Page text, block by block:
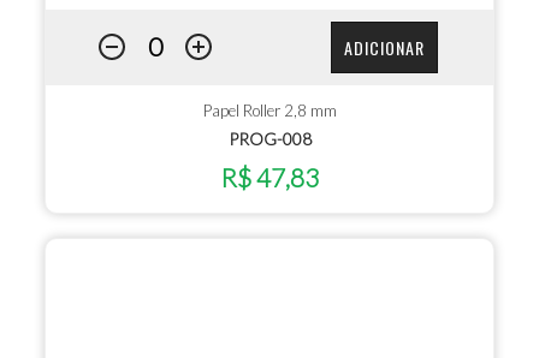
ADICIONAR
Papel Roller 2,8 mm
PROG-008
R$ 47,83